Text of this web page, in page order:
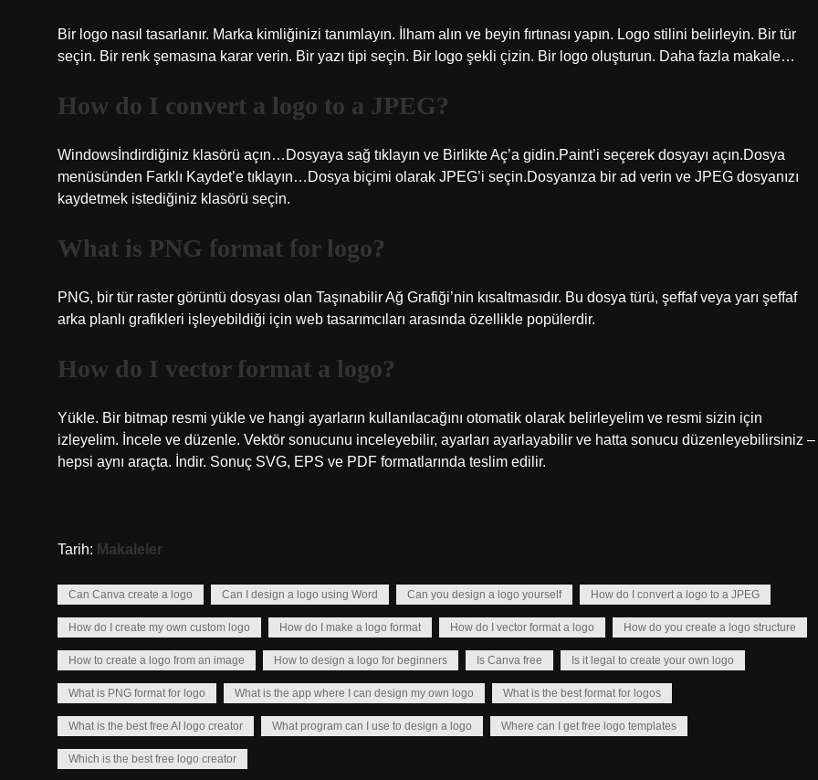
Bir logo nasıl tasarlanır. Marka kimliğinizi tanımlayın. İlham alın ve beyin fırtınası yapın. Logo stilini belirleyin. Bir tür
seçin. Bir renk şemasına karar verin. Bir yazı tipi seçin. Bir logo şekli çizin. Bir logo oluşturun. Daha fazla makale…
How do I convert a logo to a JPEG?
Windowsİndirdiğiniz klasörü açın…Dosyaya sağ tıklayın ve Birlikte Aç’a gidin.Paint’i seçerek dosyayı açın.Dosya
menüsünden Farklı Kaydet’e tıklayın…Dosya biçimi olarak JPEG’i seçin.Dosyanıza bir ad verin ve JPEG dosyanızı
kaydetmek istediğiniz klasörü seçin.
What is PNG format for logo?
PNG, bir tür raster görüntü dosyası olan Taşınabilir Ağ Grafiği’nin kısaltmasıdır. Bu dosya türü, şeffaf veya yarı şeffaf
arka planlı grafikleri işleyebildiği için web tasarımcıları arasında özellikle popülerdir.
How do I vector format a logo?
Yükle. Bir bitmap resmi yükle ve hangi ayarların kullanılacağını otomatik olarak belirleyelim ve resmi sizin için
izleyelim. İncele ve düzenle. Vektör sonucunu inceleyebilir, ayarları ayarlayabilir ve hatta sonucu düzenleyebilirsiniz –
hepsi aynı araçta. İndir. Sonuç SVG, EPS ve PDF formatlarında teslim edilir.
Tarih: Makaleler
Can Canva create a logo Can I design a logo using Word Can you design a logo yourself How do I convert a logo to a JPEG
How do I create my own custom logo How do I make a logo format How do I vector format a logo How do you create a logo structure
How to create a logo from an image How to design a logo for beginners Is Canva free Is it legal to create your own logo
What is PNG format for logo What is the app where I can design my own logo What is the best format for logos
What is the best free AI logo creator What program can I use to design a logo Where can I get free logo templates
Which is the best free logo creator